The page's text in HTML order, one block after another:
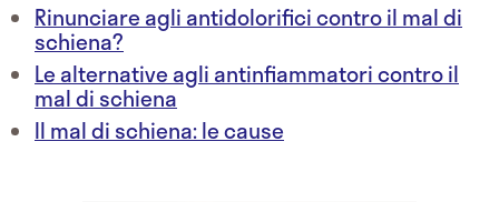
Rinunciare agli antidolorifici contro il mal di
schiena?
Le alternative agli antinfiammatori contro il
mal di schiena
Il mal di schiena: le cause